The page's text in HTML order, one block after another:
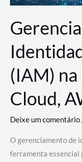
(IAM)
Cloud,
Deixe um comentário
O gerenciamento de
ferramenta essencial